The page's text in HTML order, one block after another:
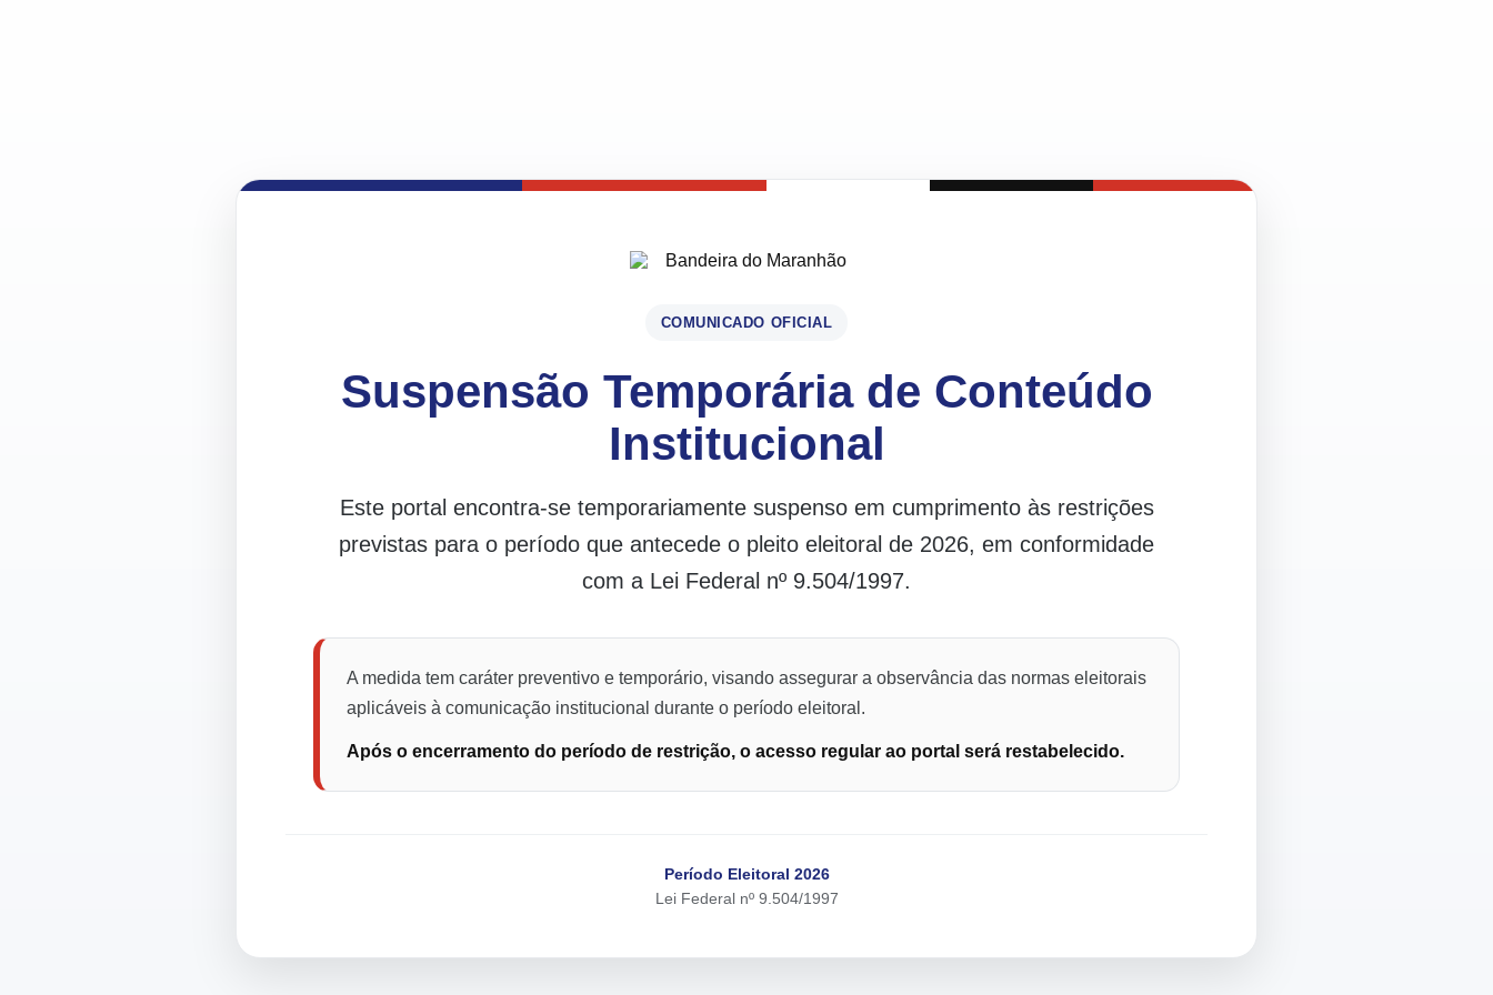
COMUNICADO OFICIAL
Suspensão Temporária de Conteúdo
Institucional
Este portal encontra-se temporariamente suspenso em cumprimento às restrições
previstas para o período que antecede o pleito eleitoral de 2026, em conformidade
com a Lei Federal nº 9.504/1997.
A medida tem caráter preventivo e temporário, visando assegurar a observância das normas eleitorais
aplicáveis à comunicação institucional durante o período eleitoral.
Após o encerramento do período de restrição, o acesso regular ao portal será restabelecido.
Período Eleitoral 2026
Lei Federal nº 9.504/1997